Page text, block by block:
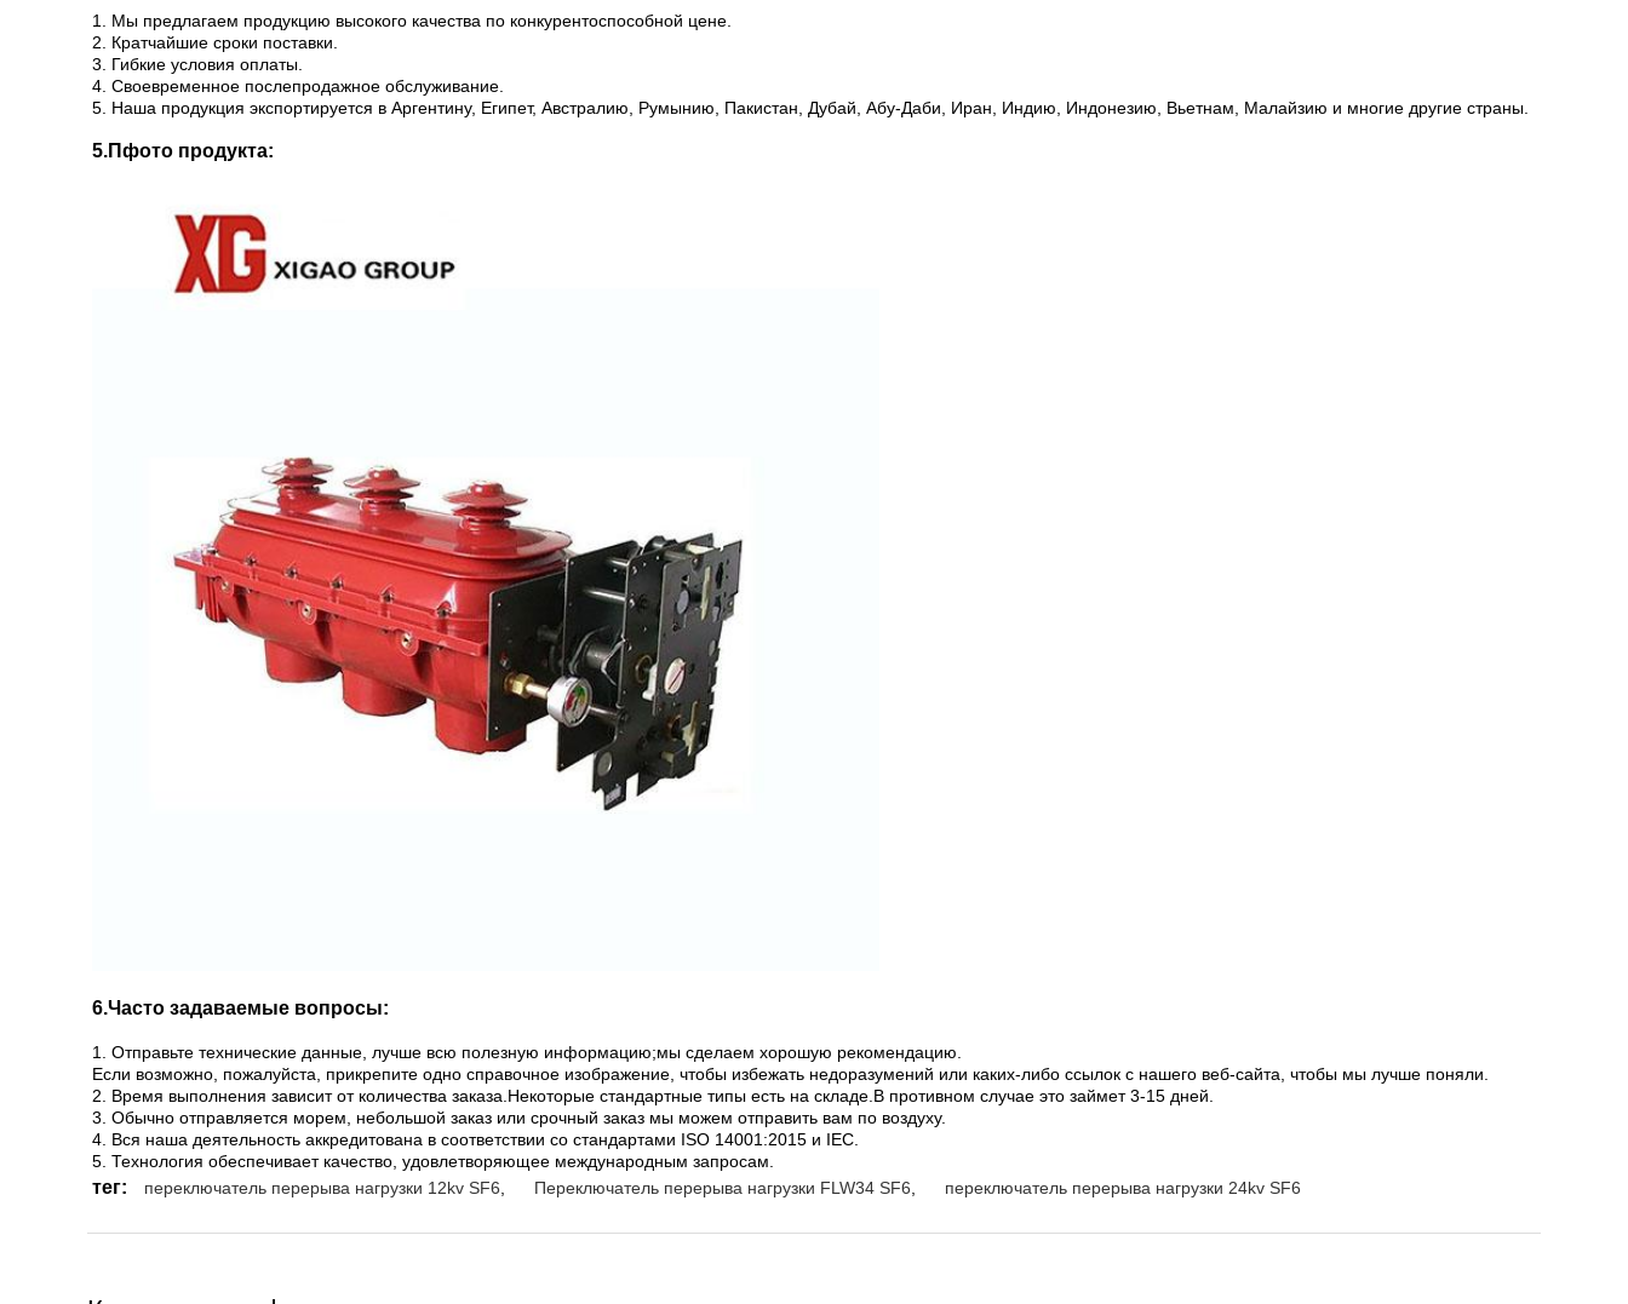
1. Мы предлагаем продукцию высокого качества по конкурентоспособной цене.
2. Кратчайшие сроки поставки.
3. Гибкие условия оплаты.
4. Своевременное послепродажное обслуживание.
5. Наша продукция экспортируется в Аргентину, Египет, Австралию, Румынию, Пакистан, Дубай, Абу-Даби, Иран, Индию, Индонезию, Вьетнам, Малайзию и многие другие страны.
5.Пфото продукта:
6.Часто задаваемые вопросы:
1. Отправьте технические данные, лучше всю полезную информацию;мы сделаем хорошую рекомендацию.
Если возможно, пожалуйста, прикрепите одно справочное изображение, чтобы избежать недоразумений или каких-либо ссылок с нашего веб-сайта, чтобы мы лучше поняли.
2. Время выполнения зависит от количества заказа.Некоторые стандартные типы есть на складе.В противном случае это займет 3-15 дней.
3. Обычно отправляется морем, небольшой заказ или срочный заказ мы можем отправить вам по воздуху.
4. Вся наша деятельность аккредитована в соответствии со стандартами ISO 14001:2015 и IEC.
5. Технология обеспечивает качество, удовлетворяющее международным запросам.
тег: переключатель перерыва нагрузки 12kv SF6 Переключатель перерыва нагрузки FLW34 SF6 переключатель перерыва нагрузки 24kv SF6